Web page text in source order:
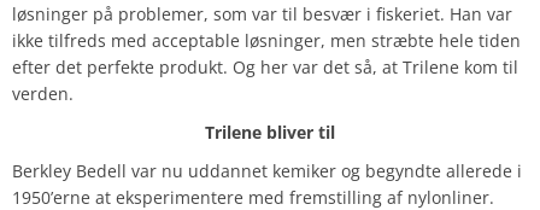
løsninger på problemer, som var til besvær i fiskeriet. Han var
ikke tilfreds med acceptable løsninger, men stræbte hele tiden
efter det perfekte produkt. Og her var det så, at Trilene kom til
verden.
Trilene bliver til
Berkley Bedell var nu uddannet kemiker og begyndte allerede i
1950’erne at eksperimentere med fremstilling af nylonliner.